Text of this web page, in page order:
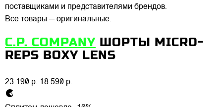
поставщиками и представителями брендов.
Все товары — оригинальные.
C.P. COMPANY ШОРТЫ MICRO-
REPS BOXY LENS
23 190 р. 18 590 р.